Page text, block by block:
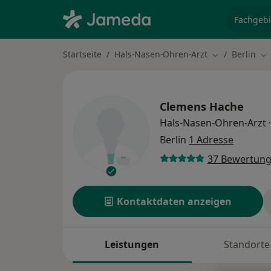
Startseite Hals-Nasen-Ohren-Arzt Stadt ändern
Berlin
Clemens Hache
Hals-Nasen-Ohren-Arzt ·
Berlin 1 Adresse
37
Kontaktdaten anzeigen
Leistungen Standorte